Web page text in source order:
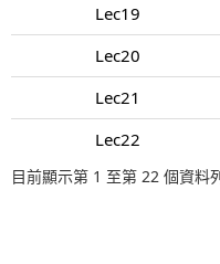
Lec19
Lec20
Lec21
Lec22
目前顯示第 1 至第 22 個資料